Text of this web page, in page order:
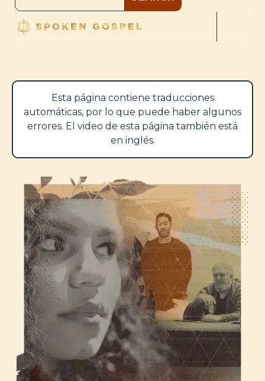
Esta página contiene traducciones
automáticas, por lo que puede haber algunos
errores. El video de esta página también está
en inglés.